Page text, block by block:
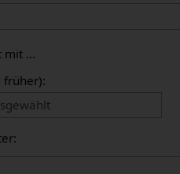
mit …
früher):